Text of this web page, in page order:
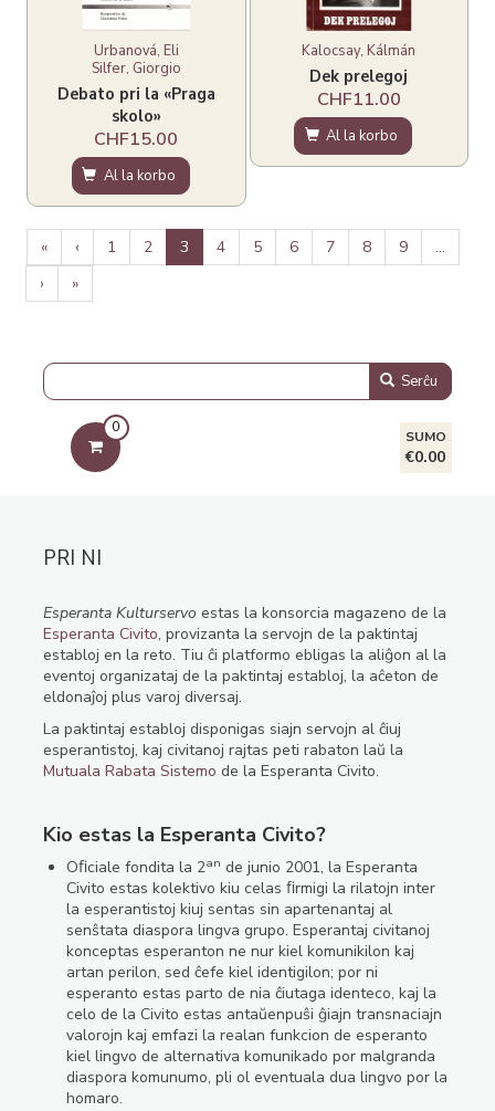
Urbanová, Eli
Silfer, Giorgio
Debato pri la «Praga
skolo»
CHF15.00
Al la korbo
Kalocsay, Kálmán
Dek prelegoj
CHF11.00
Al la korbo
Pagination
Unua
paĝo
«
Antaŭa
paĝo
‹ Paĝo
1 Paĝo
2
Aktuala
paĝo
3 Paĝo
4 Paĝo
5 Paĝo
6 Paĝo
7 Paĝo
8 Paĝo
9
…
Next
page
›
Last
page
»
Serĉu
0
SUMO
€0.00
PRI NI
Esperanta Kulturservo estas la konsorcia magazeno de la
Esperanta Civito, provizanta la servojn de la paktintaj
establoj en la reto. Tiu ĉi platformo ebligas la aliĝon al la
eventoj organizataj de la paktintaj establoj, la aĉeton de
eldonaĵoj plus varoj diversaj.
La paktintaj establoj disponigas siajn servojn al ĉiuj
esperantistoj, kaj civitanoj rajtas peti rabaton laŭ la
Mutuala Rabata Sistemo de la Esperanta Civito.
Kio estas la Esperanta Civito?
Oﬁciale fondita la 2an de junio 2001, la Esperanta
Civito estas kolektivo kiu celas ﬁrmigi la rilatojn inter
la esperantistoj kiuj sentas sin apartenantaj al
senŝtata diaspora lingva grupo. Esperantaj civitanoj
konceptas esperanton ne nur kiel komunikilon kaj
artan perilon, sed ĉefe kiel identigilon; por ni
esperanto estas parto de nia ĉiutaga identeco, kaj la
celo de la Civito estas antaŭenpuŝi ĝiajn transnaciajn
valorojn kaj emfazi la realan funkcion de esperanto
kiel lingvo de alternativa komunikado por malgranda
diaspora komunumo, pli ol eventuala dua lingvo por la
homaro.